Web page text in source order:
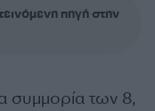
πηγή στην
συμμορία των 8,